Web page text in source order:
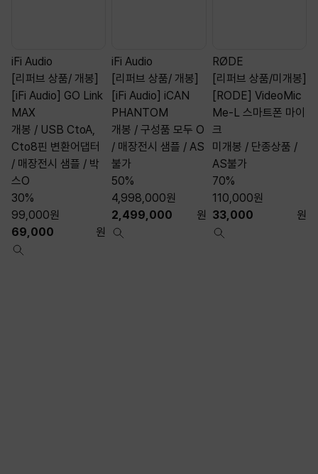
iFi Audio
[리퍼브 상품/ 개봉]
[iFi Audio] GO Link
MAX
개봉 / USB CtoA,
Cto8핀 변환어댑터
/ 매장전시 샘플 / 박
스O
69,000 원
99,000원
30%
iFi Audio
[리퍼브 상품/ 개봉]
[iFi Audio] iCAN
PHANTOM
개봉 / 구성품 모두 O
/ 매장전시 샘플 / AS
불가
2,499,000 원
4,998,000원
50%
RØDE
[리퍼브 상품/미개봉]
[RODE] VideoMic
Me-L 스마트폰 마이
크
미개봉 / 단종상품 /
AS불가
33,000 원
110,000원
70%